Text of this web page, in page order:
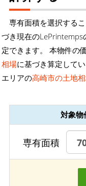
専有面積を選択する
づき現在の
定できます。 本物件の
相場に基づき算定して
エリアの高崎市の土地
対象物
専有面積